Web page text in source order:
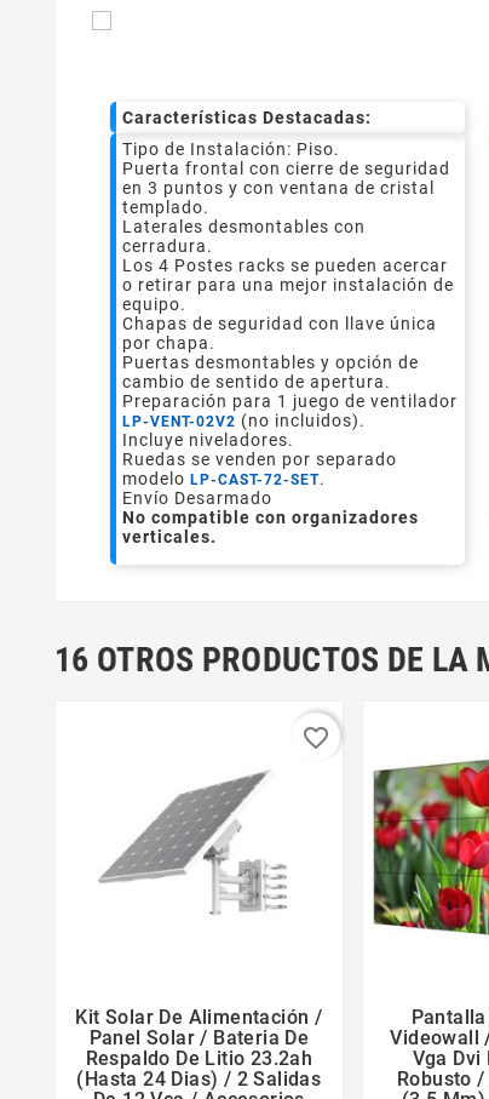
Características Destacadas:
Tipo de Instalación: Piso.
Puerta frontal con cierre de seguridad
en 3 puntos y con ventana de cristal
templado.
Laterales desmontables con
cerradura.
Los 4 Postes racks se pueden acercar
o retirar para una mejor instalación de
equipo.
Chapas de seguridad con llave única
por chapa.
Puertas desmontables y opción de
cambio de sentido de apertura.
Preparación para 1 juego de ventilador
LP-VENT-02V2 (no incluidos).
Incluye niveladores.
Ruedas se venden por separado
modelo LP-CAST-72-SET.
Envío Desarmado
No compatible con organizadores
verticales.
16 OTROS PRODUCTOS DE
  
Kit Solar De Alimentación /
Panel Solar / Bateria De
Respaldo De Litio 23.2ah
(hasta 24 Dias) / 2 Salidas
favorite_border

Videowall
Vga Dvi
Robusto